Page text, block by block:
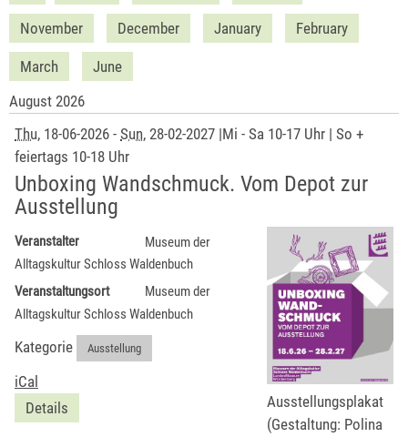
November December January February
March
June
August 2026
Thu, 18-06-2026 - Sun, 28-02-2027 |Mi - Sa 10-17 Uhr | So +
feiertags 10-18 Uhr
Unboxing Wandschmuck. Vom Depot zur
Ausstellung
Ausstellungsplakat
(Gestaltung: Polina
Veranstalter
Museum der
Alltagskultur Schloss Waldenbuch
Veranstaltungsort
Museum der
Alltagskultur Schloss Waldenbuch
Kategorie Ausstellung
iCal
Details